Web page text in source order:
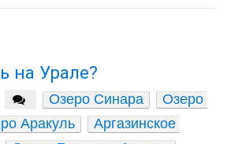
на Урале?
Озеро Синара
Озеро
Аракуль
Аргазинское